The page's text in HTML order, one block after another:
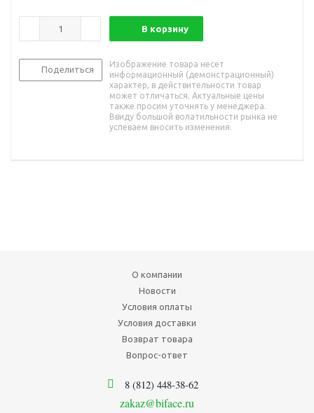
В корзину
Поделиться
Изображение товара несет
информационный (демонстрационный)
характер, в действительности товар
может отличаться. Актуальные цены
также просим уточнять у менеджера.
Ввиду большой волатильности рынка не
успеваем вносить изменения.
О компании
Новости
Условия оплаты
Условия доставки
Возврат товара
Вопрос-ответ
8 (812) 448-38-62
zakaz@biface.ru